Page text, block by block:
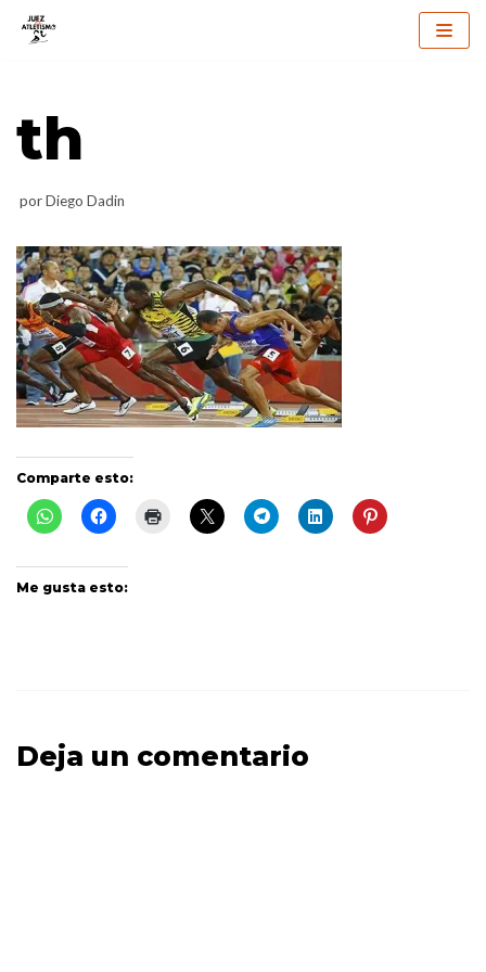
contenido
th
porDiego Dadin
Comparte esto:
Me gusta esto:
Deja un comentario